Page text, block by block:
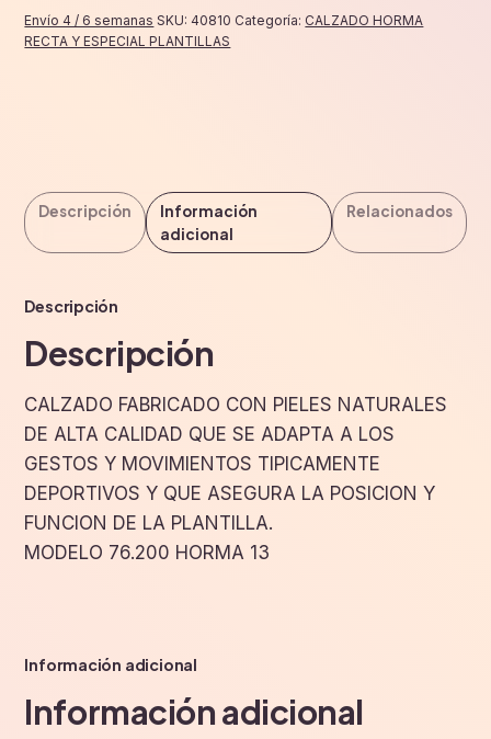
Envío 4 / 6 semanas SKU:40810 Categoría: CALZADO HORMA
RECTA Y ESPECIAL PLANTILLAS
Descripción
Información
adicional
Relacionados
Descripción
Descripción
CALZADO FABRICADO CON PIELES NATURALES
DE ALTA CALIDAD QUE SE ADAPTA A LOS
GESTOS Y MOVIMIENTOS TIPICAMENTE
DEPORTIVOS Y QUE ASEGURA LA POSICION Y
FUNCION DE LA PLANTILLA.
MODELO 76.200 HORMA 13
Información adicional
Información adicional